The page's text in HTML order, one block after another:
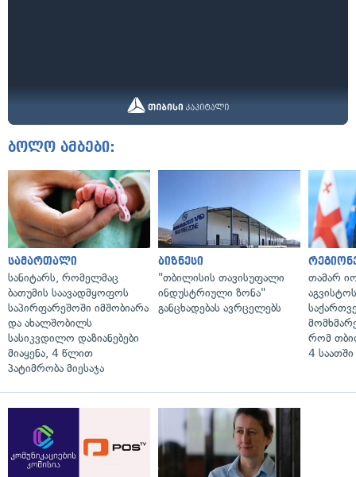
ბოლო ამბები:
სამართალი
სანიტარს, რომელმაც
ბათუმის საავადმყოფოს
საპირფარეშოში იმშობიარა
და ახალშობილს
სასიკვდილო დაზიანებები
მიაყენა, 4 წლით
პატიმრობა მიესაჯა
ბიზნესი
"თბილისის თავისუფალი
ინდუსტრიული ზონა"
განცხადებას ავრცელებს
თამარ
რომ
4